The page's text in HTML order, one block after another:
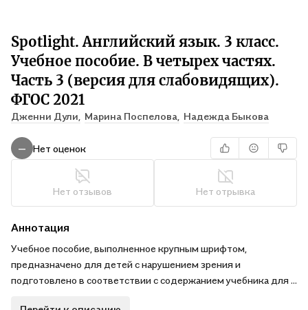
Spotlight. Английский язык. 3 класс.
Учебное пособие. В четырех частях.
Часть 3 (версия для слабовидящих).
ФГОС 2021
Дженни Дули, Марина Поспелова, Надежда Быкова
— Нет оценок
Нет отзывов Нет отрывка
Аннотация
Учебное пособие, выполненное крупным шрифтом,
предназначено для детей с нарушением зрения и
подготовлено в соответствии с содержанием учебника для 3